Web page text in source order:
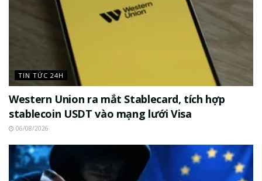
TIN TỨC 24H
Western Union ra mắt Stablecard, tích hợp
stablecoin USDT vào mạng lưới Visa
06/08/2026